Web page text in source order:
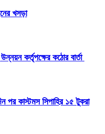
খসড়া
কর্তৃপক্ষের কঠোর বার্তা
পর কাস্টমস সিপাহির ১৫ টুকরা